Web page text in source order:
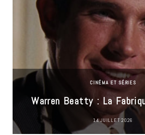
CINÉMA ET SÉRIES
Warren Beatty : La
14 JUILLET 2026